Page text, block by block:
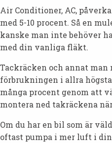
Air Conditioner, AC,
med 5-10 procent. Så en
kanske man inte behöver
med din vanliga fläkt.
Tackräcken och annat
förbrukningen i allra
många procent genom att
montera ned takräckena
Om du har en bil som är
oftast pumpa i mer luft i